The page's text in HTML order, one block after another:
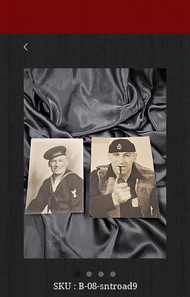
SKU : B-08-sntroad9